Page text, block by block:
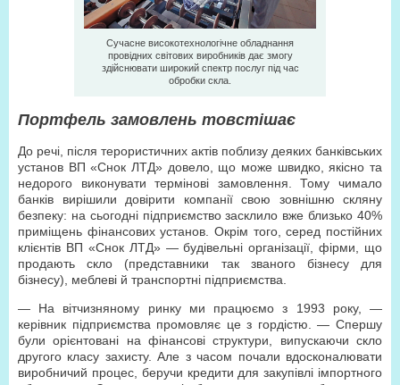
Сучасне високотехнологічне обладнання
провідних світових виробників дає змогу
здійснювати широкий спектр послуг під час
обробки скла.
Портфель замовлень товстішає
До речі, після терористичних актів поблизу деяких банківських
установ ВП «Снок ЛТД» довело, що може швидко, якісно та
недорого виконувати термінові замовлення. Тому чимало
банків вирішили довірити компанії свою зовнішню скляну
безпеку: на сьогодні підприємство засклило вже близько 40%
приміщень фінансових установ. Окрім того, серед постійних
клієнтів ВП «Снок ЛТД» — будівельні організації, фірми, що
продають скло (представники так званого бізнесу для
бізнесу), меблеві й транспортні підприємства.
— На вітчизняному ринку ми працюємо з 1993 року, —
керівник підприємства промовляє це з гордістю. — Спершу
були орієнтовані на фінансові структури, випускаючи скло
другого класу захисту. Але з часом почали вдосконалювати
виробничий процес, беручи кредити для закупівлі імпортного